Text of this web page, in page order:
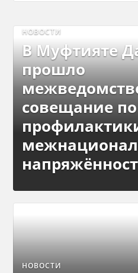
НОВОСТИ
В Муфтияте
прошло
совещание
НОВОСТИ